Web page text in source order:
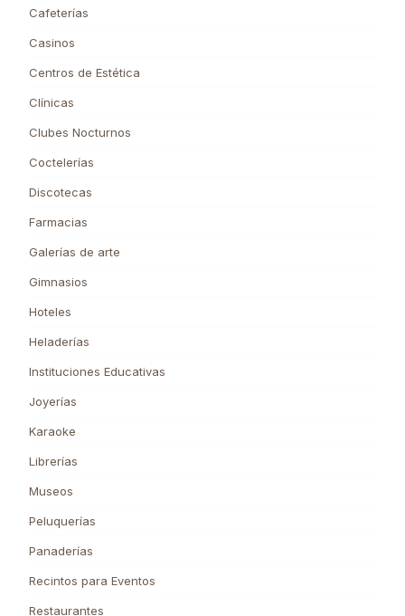
Cafeterías
Casinos
Centros de Estética
Clínicas
Clubes Nocturnos
Coctelerías
Discotecas
Farmacias
Galerías de arte
Gimnasios
Hoteles
Heladerías
Instituciones Educativas
Joyerías
Karaoke
Librerías
Museos
Peluquerías
Panaderías
Recintos para Eventos
Restaurantes